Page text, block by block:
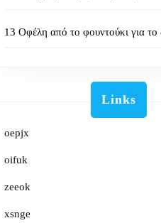
13 Οφέλη από το φουντούκι για το
Links
oepjx
oifuk
zeeok
xsnge